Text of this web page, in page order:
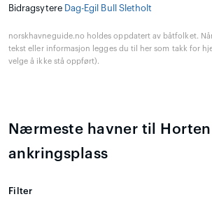
Bidragsytere Dag-Egil Bull Sletholt
norskhavneguide.no holdes oppdatert av båtfolket.
tekst eller informasjon legges du til her som takk for
velge å ikke stå oppført).
Nærmeste havner til Horten
ankringsplass
Filter